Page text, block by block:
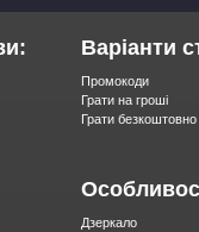
Варіанти
Промокоди
Грати на гроші
Грати безкоштовно
Дзеркало